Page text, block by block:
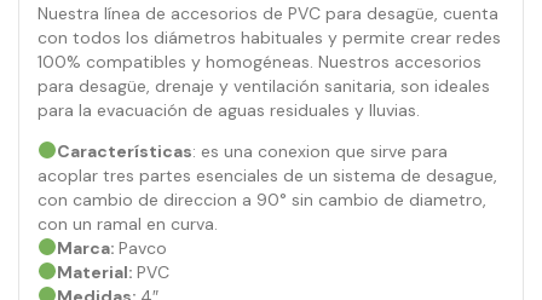
Nuestra línea de accesorios de PVC para desagüe, cuenta
con todos los diámetros habituales y permite crear redes
100% compatibles y homogéneas. Nuestros accesorios
para desagüe, drenaje y ventilación sanitaria, son ideales
para la evacuación de aguas residuales y lluvias.
Características: es una conexion que sirve para
acoplar tres partes esenciales de un sistema de desague,
con cambio de direccion a 90° sin cambio de diametro,
con un ramal en curva.
Marca: Pavco
Material: PVC